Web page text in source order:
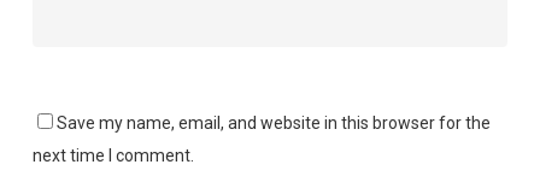
Save my name, email, and website in this browser for the
next time I comment.